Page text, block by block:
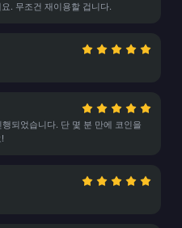
. 무조건 재이용할 겁니다.
되었습니다. 단 몇 분 만에 코인을